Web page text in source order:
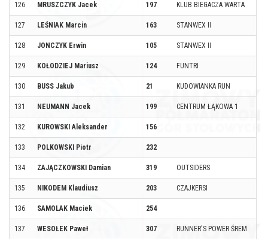
126 MRUSZCZYK Jacek 197 KLUB BIEGACZA WARTA
127 LEŚNIAK Marcin 163 STANWEX II
128 JONCZYK Erwin 105 STANWEX II
129 KOŁODZIEJ Mariusz 124 FUNTRI
130 BUSS Jakub 21 KUDOWIANKA RUN
131 NEUMANN Jacek 199 CENTRUM ŁĄKOWA 1
132 KUROWSKI Aleksander 156
133 POLKOWSKI Piotr 232
134 ZAJĄCZKOWSKI Damian 319 OUTSIDERS
135 NIKODEM Klaudiusz 203 CZAJKERSI
136 SAMOLAK Maciek 254
137 WESOŁEK Paweł 307 RUNNER'S POWER ŚREM